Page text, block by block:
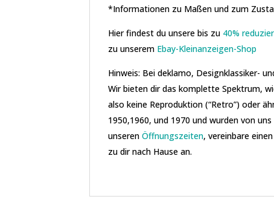
*Informationen zu Maßen und zum
Hier findest du unsere bis zu 40%
zu unserem Ebay-Kleinanzeigen-Shop
Hinweis: Bei deklamo, Designklassiker-
Wir bieten dir das komplette Spektrum,
also keine Reproduktion (“Retro”) oder
1950,1960, und 1970 und wurden von
unserenÖffnungszeiten, vereinbare
zu dir nach Hause an.